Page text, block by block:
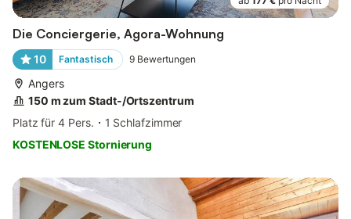
Die Conciergerie, Agora-Wohnung
10 Fantastisch 9 Bewertungen
Angers
150 m zum Stadt-/Ortszentrum
Platz für 4 Pers.
1 Schlafzimmer
KOSTENLOSE Stornierung